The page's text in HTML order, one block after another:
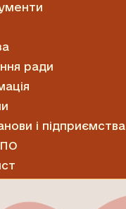
ради
і підприємства